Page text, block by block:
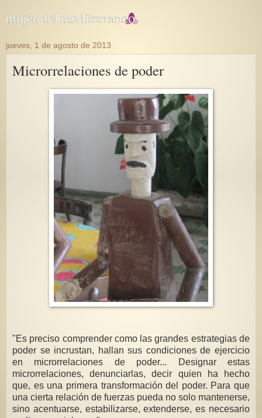
jueves, 1 de agosto de 2013
Microrrelaciones de poder
"Es preciso comprender como las grandes estrategias de
poder se incrustan, hallan sus condiciones de ejercicio
en microrrelaciones de poder... Designar estas
microrrelaciones, denunciarlas, decir quien ha hecho
que, es una primera transformación del poder. Para que
una cierta relación de fuerzas pueda no solo mantenerse,
sino acentuarse, estabilizarse, extenderse, es necesario